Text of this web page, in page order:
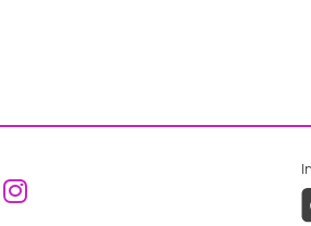
Aceder ao Facebook da
Aceder ao Instagram